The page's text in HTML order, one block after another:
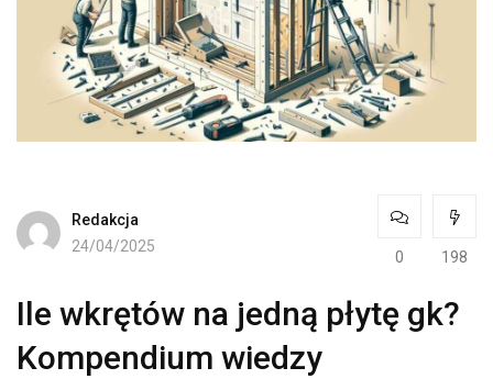
Redakcja
24/04/2025
0 198
Ile wkrętów na jedną płytę gk?
Kompendium wiedzy